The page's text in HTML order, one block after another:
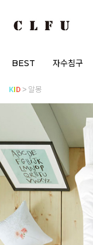
BEST 자수침구
KID 알몽